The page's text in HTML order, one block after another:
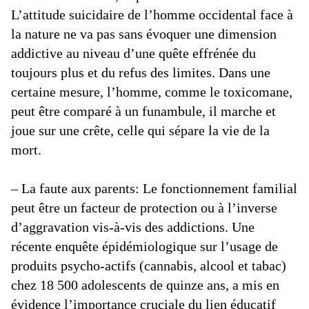
L’attitude suicidaire de l’homme occidental face à
la nature ne va pas sans évoquer une dimension
addictive au niveau d’une quête effrénée du
toujours plus et du refus des limites. Dans une
certaine mesure, l’homme, comme le toxicomane,
peut être comparé à un funambule, il marche et
joue sur une crête, celle qui sépare la vie de la
mort.
– La faute aux parents: Le fonctionnement familial
peut être un facteur de protection ou à l’inverse
d’aggravation vis-à-vis des addictions. Une
récente enquête épidémiologique sur l’usage de
produits psycho-actifs (cannabis, alcool et tabac)
chez 18 500 adolescents de quinze ans, a mis en
évidence l’importance cruciale du lien éducatif